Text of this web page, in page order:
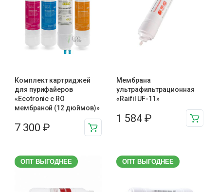
Комплект картриджей
для пурифайеров
«Ecotronic с RO
мембраной (12 дюймов)»
7 300 ₽
Мембрана
ультрафильтрационная
«Raifil UF-11»
1 584 ₽
ОПТ ВЫГОДНЕЕ ОПТ ВЫГОДНЕЕ